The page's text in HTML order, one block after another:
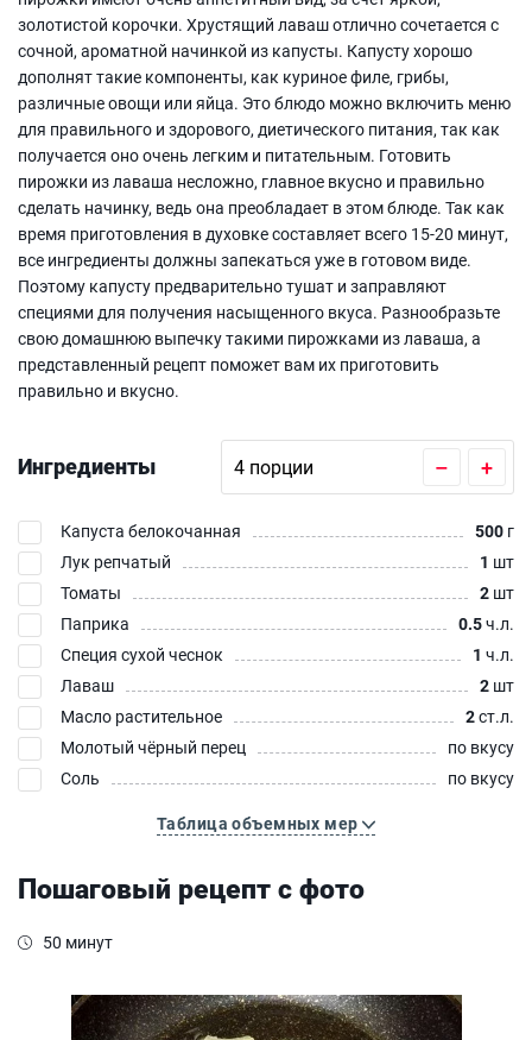
золотистой корочки. Хрустящий лаваш отлично сочетается с
сочной, ароматной начинкой из капусты. Капусту хорошо
дополнят такие компоненты, как куриное филе, грибы,
различные овощи или яйца. Это блюдо можно включить меню
для правильного и здорового, диетического питания, так как
получается оно очень легким и питательным. Готовить
пирожки из лаваша несложно, главное вкусно и правильно
сделать начинку, ведь она преобладает в этом блюде. Так как
время приготовления в духовке составляет всего 15-20 минут,
все ингредиенты должны запекаться уже в готовом виде.
Поэтому капусту предварительно тушат и заправляют
специями для получения насыщенного вкуса. Разнообразьте
свою домашнюю выпечку такими пирожками из лаваша, а
представленный рецепт поможет вам их приготовить
правильно и вкусно.
Ингредиенты – +
Капуста белокочанная 500 г
Лук репчатый
1 шт
Томаты
2 шт
Паприка
0.5ч.л.
Специя сухой чеснок
1 ч.л.
Лаваш
2 шт
Масло растительное
2ст.л.
Молотый чёрный перец
по вкусу
Соль
по вкусу
Таблица объемных мер
Пошаговый рецепт с фото
50 минут